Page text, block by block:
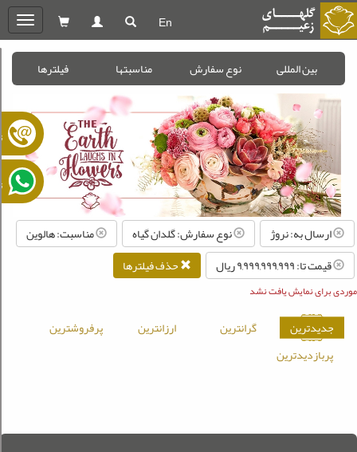
En
بین المللی نوع سفارش مناسبتها فیلترها
ارسال به: نروژ نوع سفارش: گلدان گیاه
مناسبت: هالوین
قیمت تا: ۹,۹۹۹,۹۹۹,۹۹۹ ريال
حذف فیلترها
موردی برای نمایش یافت نشد
جدیدترین گرانترین ارزانترین
پرفروشترین
پربازدیدترین